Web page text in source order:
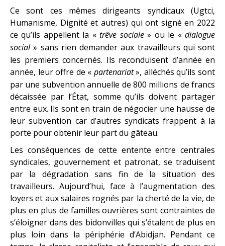
Ce sont ces mêmes dirigeants syndicaux (Ugtci,
Humanisme, Dignité et autres) qui ont signé en 2022
ce qu’ils appellent la «trêve sociale» ou le «dialogue
social» sans rien demander aux travailleurs qui sont
les premiers concernés. Ils reconduisent d’année en
année, leur offre de « partenariat», alléchés qu’ils sont
par une subvention annuelle de 800 millions de francs
décaissée par l’État, somme qu’ils doivent partager
entre eux. Ils sont en train de négocier une hausse de
leur subvention car d’autres syndicats frappent à la
porte pour obtenir leur part du gâteau.
Les conséquences de cette entente entre centrales
syndicales, gouvernement et patronat, se traduisent
par la dégradation sans fin de la situation des
travailleurs. Aujourd’hui, face à l’augmentation des
loyers et aux salaires rognés par la cherté de la vie, de
plus en plus de familles ouvrières sont contraintes de
s’éloigner dans des bidonvilles qui s’étalent de plus en
plus loin dans la périphérie d’Abidjan. Pendant ce